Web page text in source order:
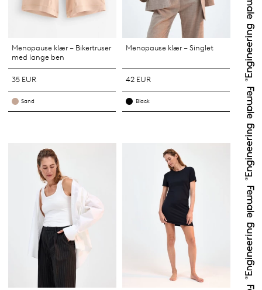
Menopause klær – Bikertruser
med lange ben
35 EUR
Sand
Menopause klær – Singlet
42 EUR
Black